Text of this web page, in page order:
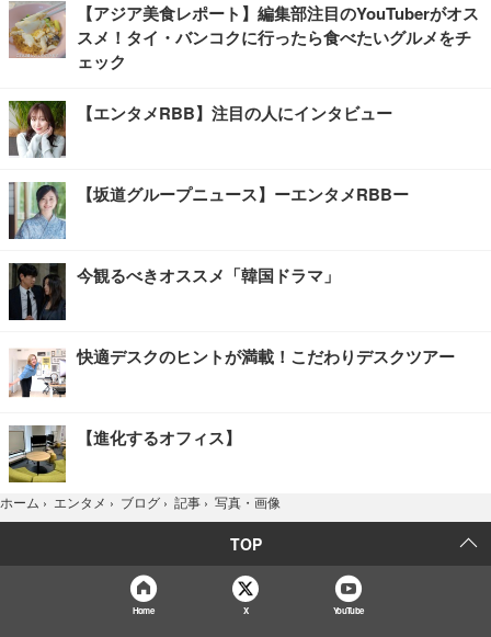
【アジア美食レポート】編集部注目のYouTuberがオス
スメ！タイ・バンコクに行ったら食べたいグルメをチ
ェック
【エンタメRBB】注目の人にインタビュー
【坂道グループニュース】ーエンタメRBBー
今観るべきオススメ「韓国ドラマ」
快適デスクのヒントが満載！こだわりデスクツアー
【進化するオフィス】
ホーム › エンタメ › ブログ › 記事 › 写真・画像
TOP
Home X YouTube